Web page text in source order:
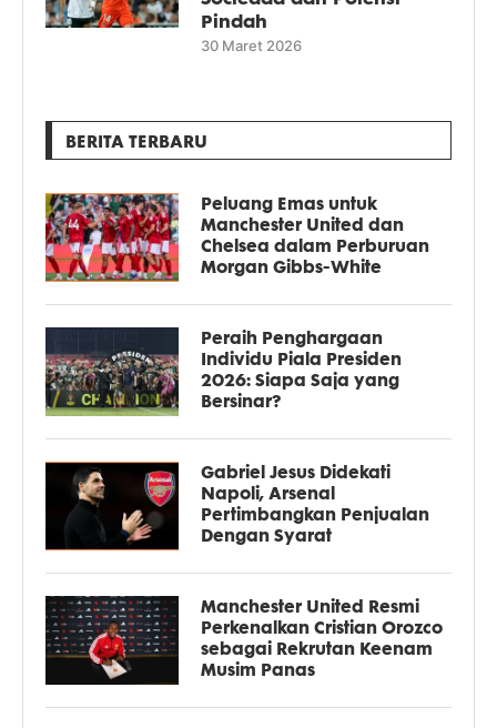
Pindah
30 Maret 2026
BERITA TERBARU
Peluang Emas untuk
Manchester United dan
Chelsea dalam Perburuan
Morgan Gibbs-White
Peraih Penghargaan
Individu Piala Presiden
2026: Siapa Saja yang
Bersinar?
Gabriel Jesus Didekati
Napoli, Arsenal
Pertimbangkan Penjualan
Dengan Syarat
Manchester United Resmi
Perkenalkan Cristian Orozco
sebagai Rekrutan Keenam
Musim Panas